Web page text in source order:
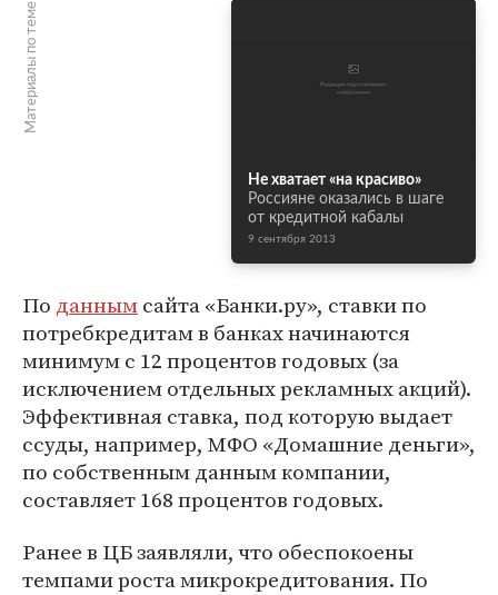
Материалы по теме
Не хватает «на красиво»
Россияне оказались в шаге
от кредитной кабалы
9 сентября 2013
По даннымсайта «Банки.ру», ставки по
потребкредитам в банках начинаются
минимум с 12 процентов годовых (за
исключением отдельных рекламных акций).
Эффективная ставка, под которую выдает
ссуды, например, МФО «Домашние деньги»,
по собственным данным компании,
составляет 168 процентов годовых.
Ранее в ЦБ заявляли, что обеспокоены
темпами роста микрокредитования. По